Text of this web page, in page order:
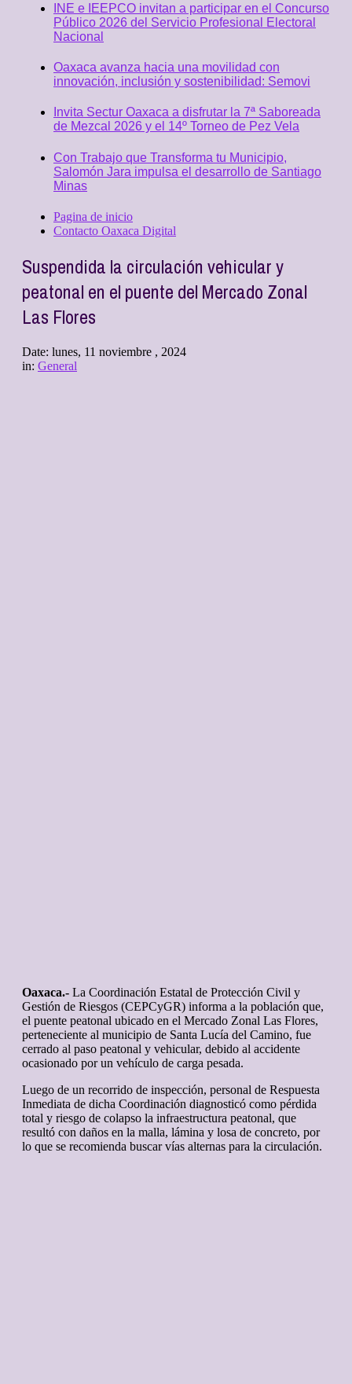
INE e IEEPCO invitan a participar en el Concurso
Público 2026 del Servicio Profesional Electoral
Nacional
Oaxaca avanza hacia una movilidad con
innovación, inclusión y sostenibilidad: Semovi
Invita Sectur Oaxaca a disfrutar la 7ª Saboreada
de Mezcal 2026 y el 14º Torneo de Pez Vela
Con Trabajo que Transforma tu Municipio,
Salomón Jara impulsa el desarrollo de Santiago
Minas
Pagina de inicio
Contacto Oaxaca Digital
Suspendida la circulación vehicular y
peatonal en el puente del Mercado Zonal
Las Flores
Date: lunes, 11 noviembre , 2024
in: General
Oaxaca.- La Coordinación Estatal de Protección Civil y
Gestión de Riesgos (CEPCyGR) informa a la población que,
el puente peatonal ubicado en el Mercado Zonal Las Flores,
perteneciente al municipio de Santa Lucía del Camino, fue
cerrado al paso peatonal y vehicular, debido al accidente
ocasionado por un vehículo de carga pesada.
Luego de un recorrido de inspección, personal de Respuesta
Inmediata de dicha Coordinación diagnosticó como pérdida
total y riesgo de colapso la infraestructura peatonal, que
resultó con daños en la malla, lámina y losa de concreto, por
lo que se recomienda buscar vías alternas para la circulación.